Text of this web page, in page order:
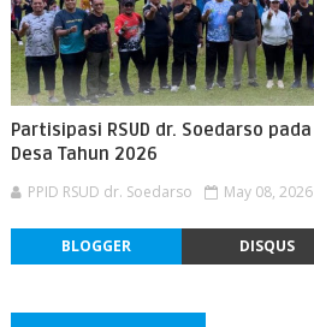
Partisipasi RSUD dr. Soedarso
Desa Tahun 2026
PPID RSUD dr. Soedarso May 08, 2026
BLOGGER DISQUS